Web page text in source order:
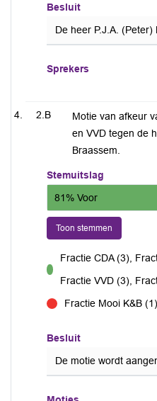
Besluit
De heer P.J.A.
Sprekers
2.B
Motie van afkeur
en VVD tegen de
Braassem.
Stemuitslag
81% Voor
Toon stemmen
voor
Fractie CDA (3),
Fractie VVD (3),
Fractie Mooi K&B
Besluit
De motie wordt